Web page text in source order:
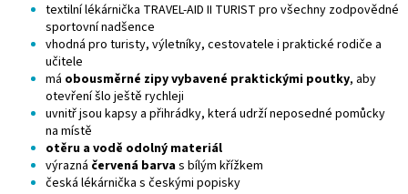
textilní lékárnička TRAVEL-AID II TURIST pro všechny zodpovědné
sportovní nadšence
vhodná pro turisty, výletníky, cestovatele i praktické rodiče a
učitele
má obousměrné zipy vybavené praktickými poutky, aby
otevření šlo ještě rychleji
uvnitř jsou kapsy a přihrádky, která udrží neposedné pomůcky
na místě
otěru a vodě odolný materiál
výrazná červená barvas bílým křížkem
česká lékárnička s českými popisky